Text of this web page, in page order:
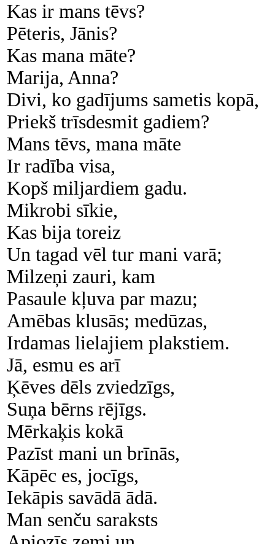
Kas ir mans tēvs?
Pēteris, Jānis?
Kas mana māte?
Marija, Anna?
Divi, ko gadījums sametis kopā,
Priekš trīsdesmit gadiem?
Mans tēvs, mana māte
Ir radība visa,
Kopš miljardiem gadu.
Mikrobi sīkie,
Kas bija toreiz
Un tagad vēl tur mani varā;
Milzeņi zauri, kam
Pasaule kļuva par mazu;
Amēbas klusās; medūzas,
Irdamas lielajiem plakstiem.
Jā, esmu es arī
Ķēves dēls zviedzīgs,
Suņa bērns rējīgs.
Mērkaķis kokā
Pazīst mani un brīnās,
Kāpēc es, jocīgs,
Iekāpis savādā ādā.
Man senču saraksts